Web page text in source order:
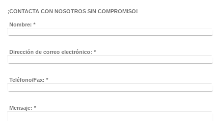
¡CONTACTA CON NOSOTROS SIN COMPROMISO!
Nombre: *
Dirección de correo electrónico: *
Teléfono/Fax: *
Mensaje: *